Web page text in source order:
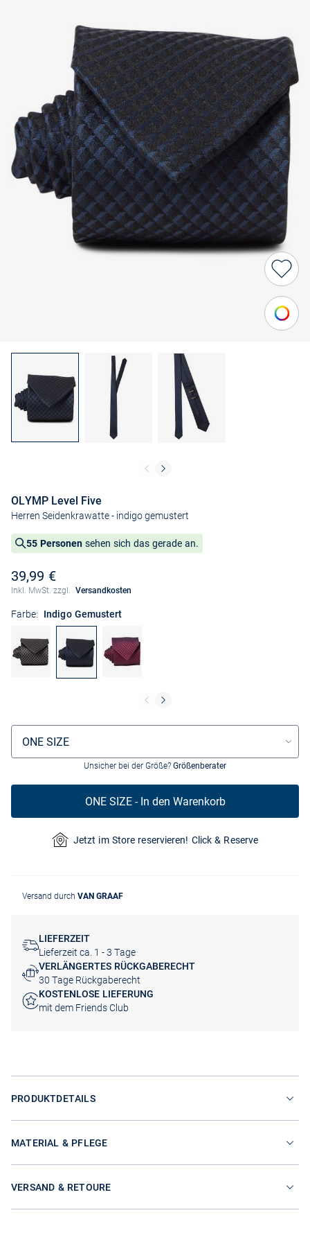
OLYMP Level Five
Herren Seidenkrawatte- indigo gemustert
55 Personen sehen sich das gerade an.
39,99 €
Inkl. MwSt. zzgl. Versandkosten
Farbe: Indigo Gemustert
Größenauswahl
ONE SIZE
Unsicher bei der Größe? Größenberater
ONE SIZE - In den Warenkorb
Jetzt im Store reservieren! Click & Reserve
Versand durch VAN GRAAF
LIEFERZEIT
Lieferzeit ca. 1 - 3 Tage
VERLÄNGERTES RÜCKGABERECHT
30 Tage Rückgaberecht
KOSTENLOSE LIEFERUNG
mit dem Friends Club
PRODUKTDETAILS
MATERIAL & PFLEGE
VERSAND & RETOURE